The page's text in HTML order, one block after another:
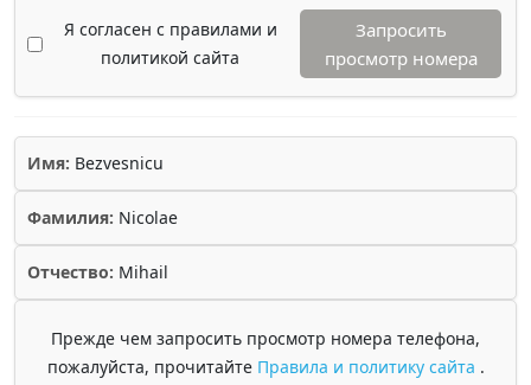
Я согласен с правилами и
политикой сайта
Запросить
просмотр номера
Имя: Bezvesnicu
Фамилия: Nicolae
Отчество: Mihail
Прежде чем запросить просмотр номера телефона,
пожалуйста, прочитайте Правила и политику сайта .